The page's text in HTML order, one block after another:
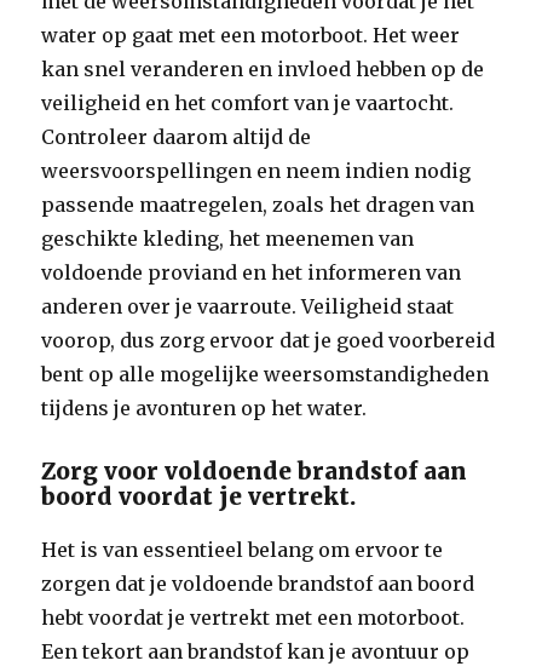
water op gaat met een motorboot. Het weer
kan snel veranderen en invloed hebben op de
veiligheid en het comfort van je vaartocht.
Controleer daarom altijd de
weersvoorspellingen en neem indien nodig
passende maatregelen, zoals het dragen van
geschikte kleding, het meenemen van
voldoende proviand en het informeren van
anderen over je vaarroute. Veiligheid staat
voorop, dus zorg ervoor dat je goed voorbereid
bent op alle mogelijke weersomstandigheden
tijdens je avonturen op het water.
Zorg voor voldoende brandstof aan
boord voordat je vertrekt.
Het is van essentieel belang om ervoor te
zorgen dat je voldoende brandstof aan boord
hebt voordat je vertrekt met een motorboot.
Een tekort aan brandstof kan je avontuur op